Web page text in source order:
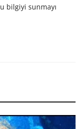
bilgiyi sunmayı